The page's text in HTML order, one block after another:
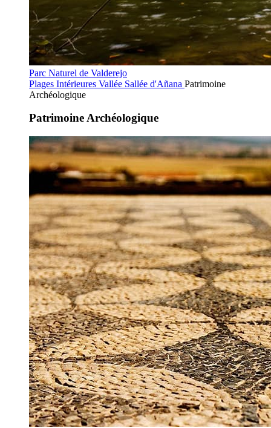
Parc Naturel de Valderejo
Plages Intérieures Vallée Sallée d'Añana Patrimoine
Archéologique
Patrimoine Archéologique